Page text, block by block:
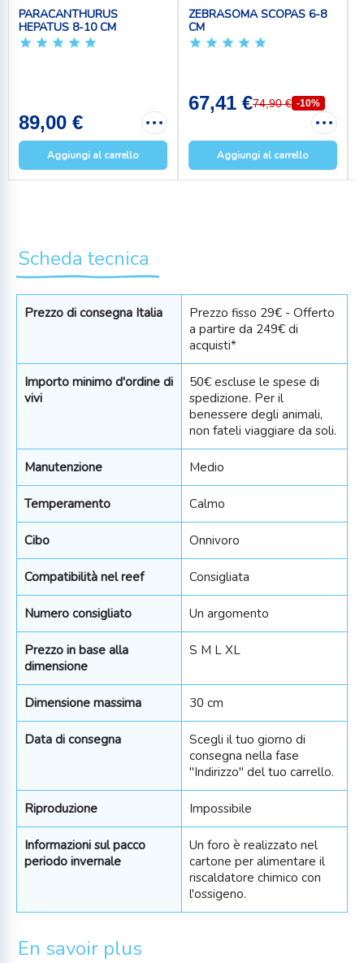
PARACANTHURUS
HEPATUS 8-10 CM
89,00 €
Aggiungi al carrello
ZEBRASOMA SCOPAS 6-8
CM
67,41 €74,90 € -10%
Aggiungi al carrello
Scheda tecnica
Prezzo di consegna Italia
Prezzo fisso 29€ - Offerto
a partire da 249€ di
acquisti*
Importo minimo d'ordine di
vivi
50€ escluse le spese di
spedizione. Per il
benessere degli animali,
non fateli viaggiare da soli.
Manutenzione Medio
Temperamento Calmo
Cibo Onnivoro
Compatibilità nel reef Consigliata
Numero consigliato Un argomento
Prezzo in base alla
dimensione
S M L XL
Dimensione massima 30 cm
Data di consegna
Scegli il tuo giorno di
consegna nella fase
"Indirizzo" del tuo carrello.
Riproduzione Impossibile
Informazioni sul pacco
periodo invernale
Un foro è realizzato nel
cartone per alimentare il
riscaldatore chimico con
l'ossigeno.
En savoir plus